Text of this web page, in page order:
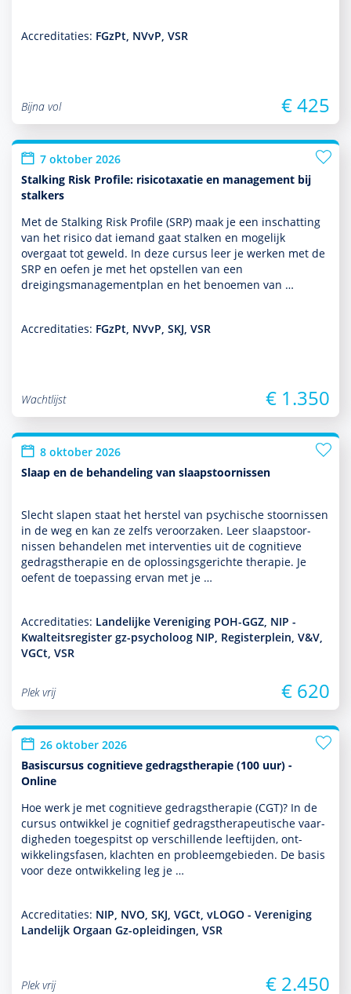
Accreditaties: FGzPt, NVvP, VSR
Bijna vol € 425
7 oktober 2026
Stalking Risk Profile: risicotaxatie en management bij
stalkers
Met de Stalking Risk Profile (SRP) maak je een inschatting
van het risico dat iemand gaat stalken en moge­lijk
overgaat tot geweld. In deze cursus leer je werken met de
SRP en oefen je met het opstellen van een
dreigingsmanagementplan en het benoemen van …
Accreditaties: FGzPt, NVvP, SKJ, VSR
Wachtlijst € 1.350
8 oktober 2026
Slaap en de behandeling van slaapstoornissen
Slecht slapen staat het herstel van psychische stoor­nissen
in de weg en kan ze zelfs veroorzaken. Leer slaapstoor­
nissen behan­delen met inter­venties uit de cogni­tieve
gedrags­thera­pie en de oplos­sings­gerichte thera­pie. Je
oefent de toe­pas­sing ervan met je …
Accreditaties: Landelijke Vereniging POH-GGZ, NIP -
Kwalteitsregister gz-psycholoog NIP, Registerplein, V&V,
VGCt, VSR
Plek vrij € 620
26 oktober 2026
Basiscursus cognitieve gedragstherapie (100 uur) -
Online
Hoe werk je met cogni­tieve gedrags­thera­pie (CGT)? In de
cursus ontwik­kel je cognitief gedrags­thera­peu­tische vaar­
dig­heden toegespitst op ver­schil­lende leeftijden, ont­
wikke­lingsfasen, klachten en probleemgebieden. De basis
voor deze ont­wikke­ling leg je …
Accreditaties: NIP, NVO, SKJ, VGCt, vLOGO - Vereniging
Landelijk Orgaan Gz-opleidingen, VSR
Plek vrij € 2.450